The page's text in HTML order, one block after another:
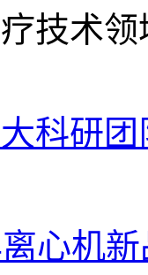
技术
科研
心机